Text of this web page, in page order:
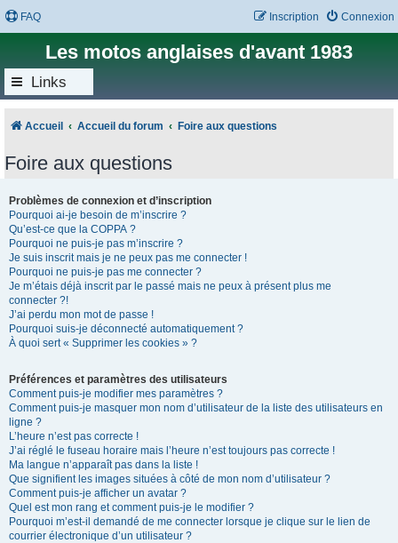
FAQ Connexion
Inscription
Les motos anglaises d'avant 1983
Links
Accueil Accueil du forum Foire aux questions
Foire aux questions
Problèmes de connexion et d’inscription
Pourquoi ai-je besoin de m’inscrire ?
Qu’est-ce que la COPPA ?
Pourquoi ne puis-je pas m’inscrire ?
Je suis inscrit mais je ne peux pas me connecter !
Pourquoi ne puis-je pas me connecter ?
Je m’étais déjà inscrit par le passé mais ne peux à présent plus me
connecter ?!
J’ai perdu mon mot de passe !
Pourquoi suis-je déconnecté automatiquement ?
À quoi sert « Supprimer les cookies » ?
Préférences et paramètres des utilisateurs
Comment puis-je modifier mes paramètres ?
Comment puis-je masquer mon nom d’utilisateur de la liste des utilisateurs en
ligne ?
L’heure n’est pas correcte !
J’ai réglé le fuseau horaire mais l’heure n’est toujours pas correcte !
Ma langue n’apparaît pas dans la liste !
Que signifient les images situées à côté de mon nom d’utilisateur ?
Comment puis-je afficher un avatar ?
Quel est mon rang et comment puis-je le modifier ?
Pourquoi m’est-il demandé de me connecter lorsque je clique sur le lien de
courrier électronique d’un utilisateur ?